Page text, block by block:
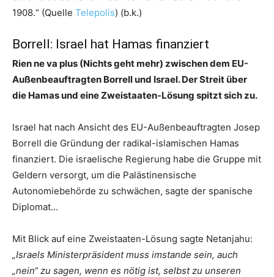
1908.“ (Quelle Telepolis) (b.k.)
Borrell: Israel hat Hamas finanziert
Rien ne va plus (Nichts geht mehr) zwischen dem EU-
Außenbeauftragten Borrell und Israel. Der Streit über
die Hamas und eine Zweistaaten-Lösung spitzt sich zu.
Israel hat nach Ansicht des EU-Außenbeauftragten Josep
Borrell die Gründung der radikal-islamischen Hamas
finanziert. Die israelische Regierung habe die Gruppe mit
Geldern versorgt, um die Palästinensische
Autonomiebehörde zu schwächen, sagte der spanische
Diplomat…
Mit Blick auf eine Zweistaaten-Lösung sagte Netanjahu:
„Israels Ministerpräsident muss imstande sein, auch
„nein“ zu sagen, wenn es nötig ist, selbst zu unseren